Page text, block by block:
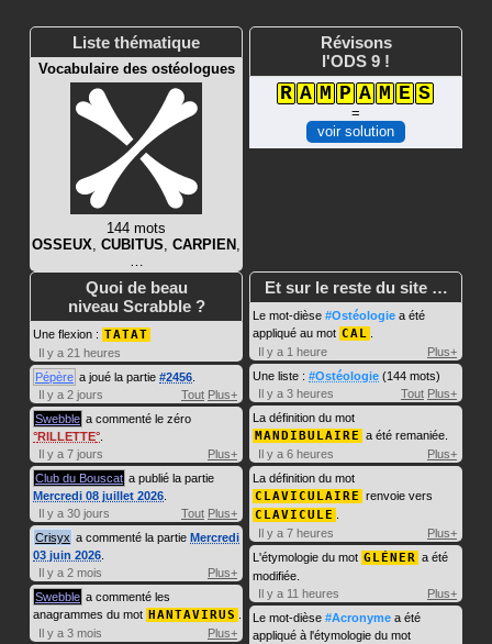
Liste thématique
Vocabulaire des ostéologues
144 mots
OSSEUX CUBITUS CARPIEN
Révisons
l'ODS 9 !
R A M P A M E S
=
voir solution
Quoi de beau
niveau Scrabble ?
Une flexion : TATAT
Il y a 21 heures
Pépère a joué la partie #2456
Il y a 2 jours
Tout Plus+
Swebble a commenté le zéro
RILLETTE
Il y a 7 jours
Plus+
Club du Bouscat a publié la partie
Mercredi 08 juillet 2026
Il y a 30 jours
Tout Plus+
Crisyx a commenté la partie Mercredi
03 juin 2026
Il y a 2 mois
Plus+
Swebble a commenté les
anagrammes du mot HANTAVIRUS
Il y a 3 mois
Plus+
Et sur le reste du site …
Le mot-dièse #Ostéologie a été
appliqué au mot CAL
Il y a 1 heure
Plus+
Une liste : #Ostéologie (144 mots)
Il y a 3 heures
Tout Plus+
La définition du mot
MANDIBULAIRE a été remaniée.
Il y a 6 heures
Plus+
La définition du mot
CLAVICULAIRE renvoie vers
CLAVICULE
Il y a 7 heures
Plus+
L'étymologie du mot GLÉNER a été
modifiée.
Il y a 11 heures
Plus+
Le mot-dièse #Acronyme a été
appliqué à l'étymologie du mot